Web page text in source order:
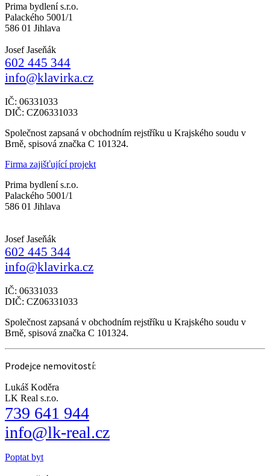
Prima bydlení s.r.o.
Palackého 5001/1
586 01 Jihlava
Josef Jaseňák
602 445 344
info@klavirka.cz
IČ: 06331033
DIČ: CZ06331033
Společnost zapsaná v obchodním rejstříku u Krajského soudu v
Brně, spisová značka C 101324.
Firma zajišťující projekt
Prima bydlení s.r.o.
Palackého 5001/1
586 01 Jihlava
Josef Jaseňák
602 445 344
info@klavirka.cz
IČ: 06331033
DIČ: CZ06331033
Společnost zapsaná v obchodním rejstříku u Krajského soudu v
Brně, spisová značka C 101324.
Prodejce nemovitostí:
Lukáš Koděra
LK Real s.r.o.
739 641 944
info@lk-real.cz
Poptat byt